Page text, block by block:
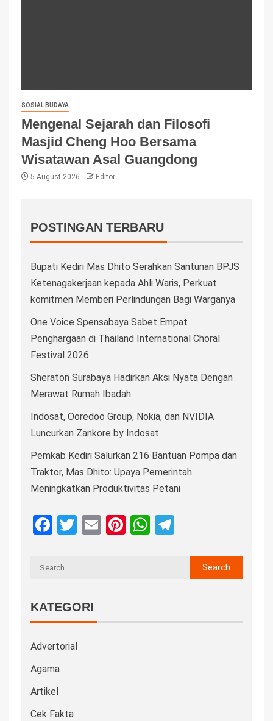
SOSIAL BUDAYA
Mengenal Sejarah dan Filosofi
Masjid Cheng Hoo Bersama
Wisatawan Asal Guangdong
5 August 2026 Editor
POSTINGAN TERBARU
Bupati Kediri Mas Dhito Serahkan Santunan BPJS
Ketenagakerjaan kepada Ahli Waris, Perkuat
komitmen Memberi Perlindungan Bagi Warganya
One Voice Spensabaya Sabet Empat
Penghargaan di Thailand International Choral
Festival 2026
Sheraton Surabaya Hadirkan Aksi Nyata Dengan
Merawat Rumah Ibadah
Indosat, Ooredoo Group, Nokia, dan NVIDIA
Luncurkan Zankore by Indosat
Pemkab Kediri Salurkan 216 Bantuan Pompa dan
Traktor, Mas Dhito: Upaya Pemerintah
Meningkatkan Produktivitas Petani
Facebook
Twitter
EmailPinterest
WhatsApp
KATEGORI
Advertorial
Agama
Artikel
Cek Fakta